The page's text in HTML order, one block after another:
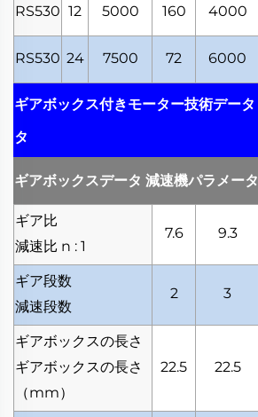
RS530 12 5000 160 4000
RS530 24 7500 72 6000
ギアボックス付きモーター技術データ
タ
ギアボックスデータ 減速機パラメータ
ギア比
減速比 n : 1
7.6 9.3
ギア段数
減速段数
2 3
ギアボックスの長さ
ギアボックスの長さ
（mm）
22.5 22.5